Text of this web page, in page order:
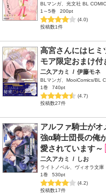
BLマンガ、光文社 BL
1～5巻
200pt
(4.0)
投稿数1件
高宮さんにはヒミ
モア限定おまけ付
二久アカミ / 伊藤モネ
BLマンガ、MooiComics/BL
1巻
740pt
(4.7)
投稿数27件
アルファ騎士が
強α騎士団長の俺
愛されています～
二久アカミ / しお
ライトノベル、ヴィオラ文庫
1巻
530pt
(4.2)
投稿数17件